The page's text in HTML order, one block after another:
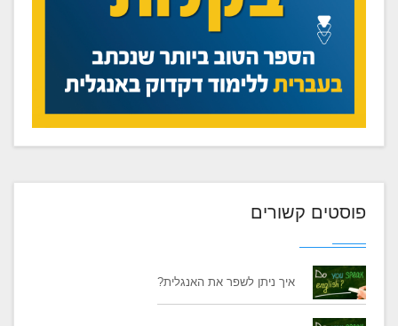
פוסטים קשורים
איך ניתן לשפר את האנגלית?